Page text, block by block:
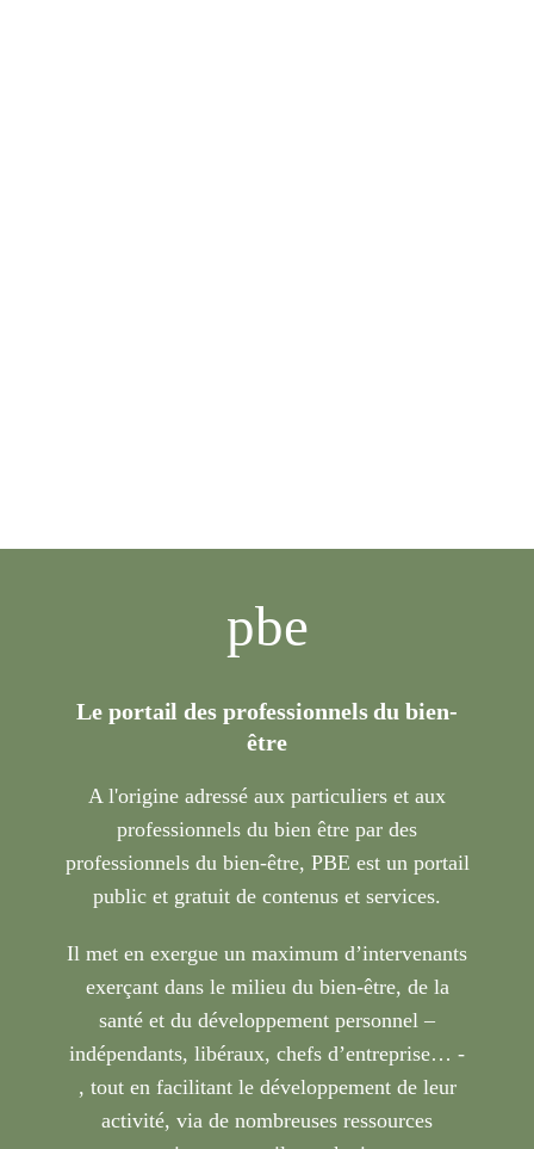
pbe
Le portail des professionnels du bien-
être
A l'origine adressé aux particuliers et aux
professionnels du bien être par des
professionnels du bien-être, PBE est un portail
public et gratuit de contenus et services.
Il met en exergue un maximum d’intervenants
exerçant dans le milieu du bien-être, de la
santé et du développement personnel –
indépendants, libéraux, chefs d’entreprise… -
, tout en facilitant le développement de leur
activité, via de nombreuses ressources